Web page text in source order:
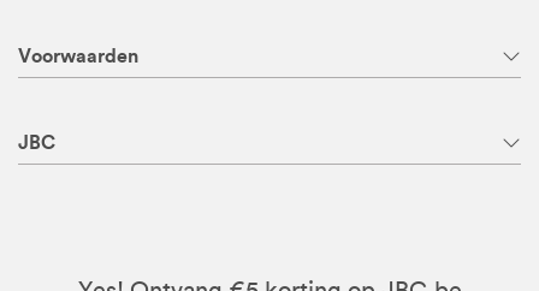
Voorwaarden
JBC